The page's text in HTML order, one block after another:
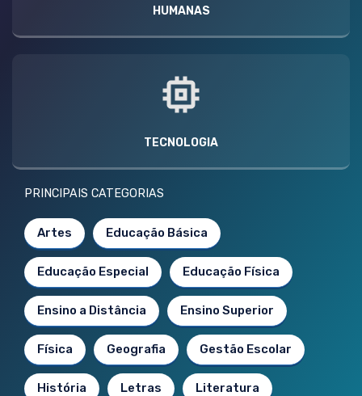
HUMANAS
TECNOLOGIA
PRINCIPAIS CATEGORIAS
Artes Educação Básica
Educação Especial Educação Física
Ensino a Distância Ensino Superior
Física Geografia Gestão Escolar
História Letras Literatura